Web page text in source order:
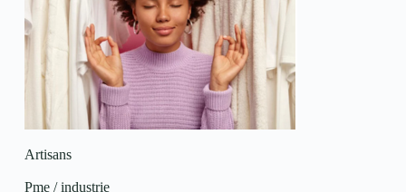
Artisans
Pme / industrie